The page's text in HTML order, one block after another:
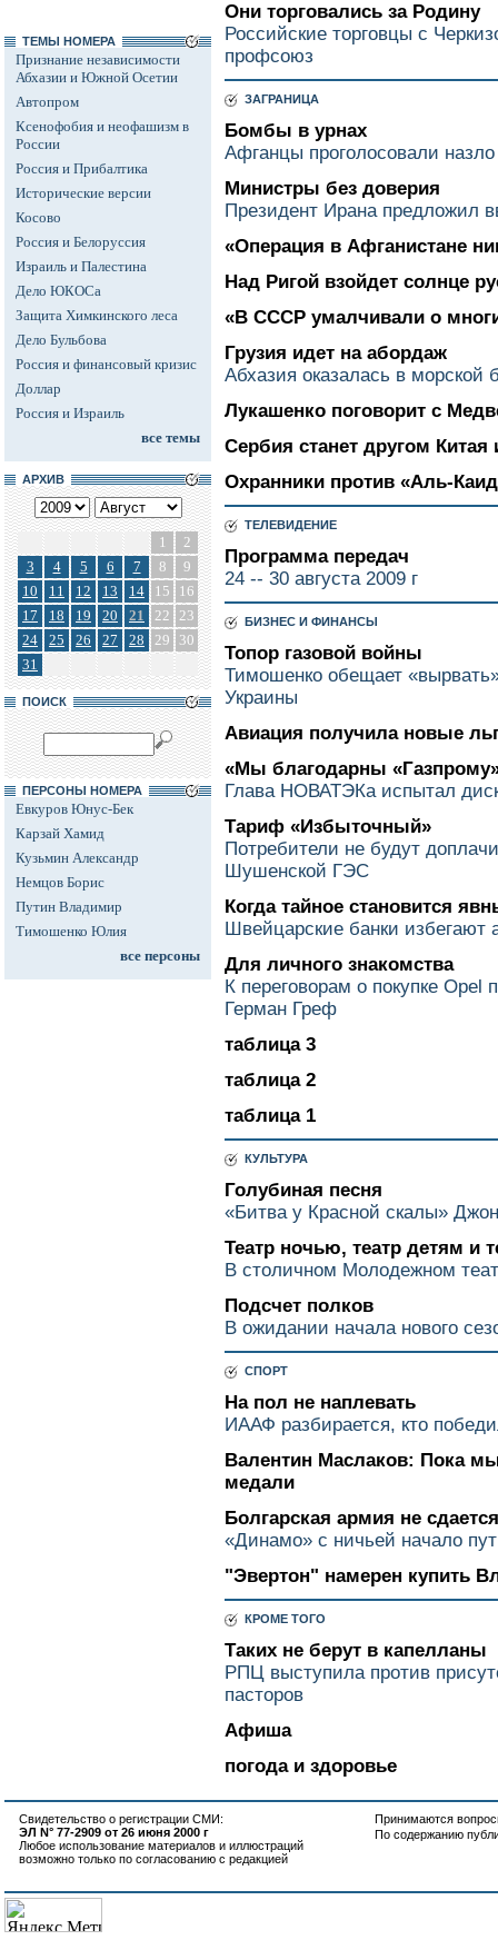
ТЕМЫ НОМЕРА
Признание независимости
Абхазии и Южной Осетии
Автопром
Ксенофобия и неофашизм в
России
Россия и Прибалтика
Исторические версии
Косово
Россия и Белоруссия
Израиль и Палестина
Дело ЮКОСа
Защита Химкинского леса
Дело Бульбова
Россия и финансовый кризис
Доллар
Россия и Израиль
все темы
АРХИВ
1
2
3
4 5 6 7 8
9
10
11 12 13 14 15
16
17
18 19 20 21 22 23
24
25 26 27 28 29
30
31
ПОИСК
ПЕРСОНЫ НОМЕРА
Евкуров Юнус-Бек
Карзай Хамид
Кузьмин Александр
Немцов Борис
Путин Владимир
Тимошенко Юлия
все персоны
Они торговались за Родину
Российские торговцы с
профсоюз
ЗАГРАНИЦА
Бомбы в урнах
Афганцы проголосовали
Министры без доверия
Президент Ирана предложил
«Операция в Афганистане
Над Ригой взойдет солнце
«В СССР умалчивали о
Грузия идет на абордаж
Абхазия оказалась в морской
Лукашенко поговорит с
Сербия станет другом Китая
Охранники против «Аль-
ТЕЛЕВИДЕНИЕ
Программа передач
24 -- 30 августа 2009 г
БИЗНЕС И ФИНАНСЫ
Топор газовой войны
Тимошенко обещает
Украины
Авиация получила новые
«Мы благодарны
Глава НОВАТЭКа испытал
Тариф «Избыточный»
Потребители не будут
Шушенской ГЭС
Когда тайное становится
Швейцарские банки избегают
Для личного знакомства
К переговорам о покупке Opel
Герман Греф
таблица 3
таблица 2
таблица 1
КУЛЬТУРА
Голубиная песня
«Битва у Красной скалы»
Театр ночью, театр детям и
В столичном Молодежном
Подсчет полков
В ожидании начала нового
СПОРТ
На пол не наплевать
ИААФ разбирается, кто
Валентин Маслаков: Пока
медали
Болгарская армия не сдается
«Динамо» с ничьей начало
"Эвертон" намерен купить
КРОМЕ ТОГО
Таких не берут в капелланы
РПЦ выступила против
пасторов
Афиша
погода и здоровье
Свидетельство о регистрации СМИ:
ЭЛ N° 77-2909 от 26 июня 2000 г
Любое использование материалов и иллюстраций
возможно только по согласованию с редакцией
Принимаются
По содержанию